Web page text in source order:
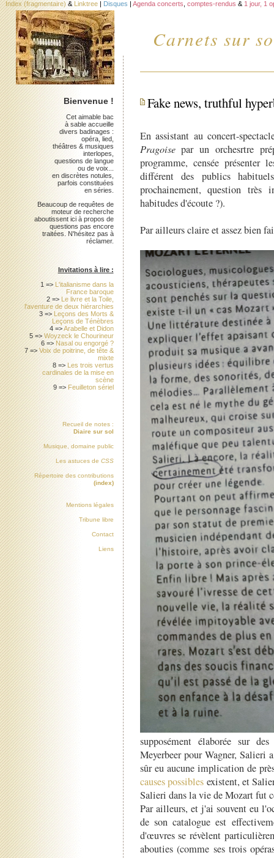
Carnets sur
Index (fragmentaire) & Linktree | Disques | Agenda concerts comptes-rendus & 1 jour, 1
Fake news, truthful
En assistant au concert-
Pragoisepar un orchesrtre
programme, censée
différent des publics
prochainement, question très
habitudes d'écoute ?).
Par ailleurs claire et assez bien
supposément élaborée sur
Meyerbeer pour Wagner,
sûr eu aucune implication de
causes possibles existent, et
Salieri dans la vie de Mozart fut
Par ailleurs, et j'ai souvent eu
de son catalogue est
d'œuvres se révèlent
abouties (comme ses trois
Bienvenue !
Cet aimable bac
à sable accueille
divers badinages :
opéra, lied,
théâtres & musiques
interlopes,
questions de langue
ou de voix...
en discrètes notules,
parfois constituées
en séries.
Beaucoup de requêtes de
moteur de recherche
aboutissent ici à propos de
questions pas encore
traitées. N'hésitez pas à
réclamer.
Invitations à lire :
1 => L'italianisme dans la
France baroque
2 => Le livre et la Toile,
l'aventure de deux hiérarchies
3 => Leçons des Morts &
Leçons de Ténèbres
4 =>Arabelle et Didon
5 =>Woyzeck le Chourineur
6 => Nasal ou engorgé ?
7 =>Voix de poitrine, de tête &
mixte
8 => Les trois vertus
cardinales de la mise en
scène
9 => Feuilleton sériel
Recueil de notes :
Diaire sur sol
Musique, domaine public
Les astuces de CSS
Répertoire des contributions
(index)
Mentions légales
Tribune libre
Contact
Liens